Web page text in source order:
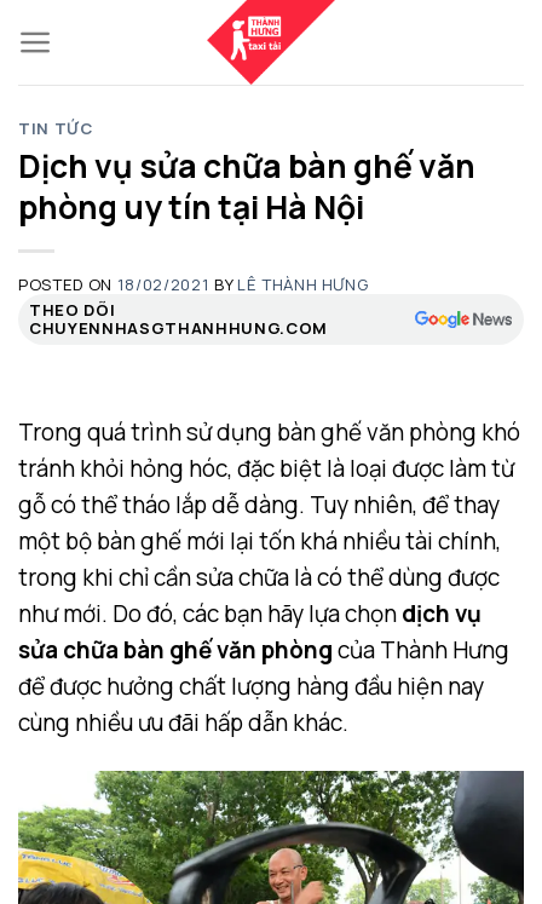
to
content
TIN TỨC
Dịch vụ sửa chữa bàn ghế văn
phòng uy tín tại Hà Nội
POSTED ON 18/02/2021 BY LÊ THÀNH HƯNG
THEO DÕI
CHUYENNHASGTHANHHUNG.COM
Trong quá trình sử dụng bàn ghế văn phòng khó
tránh khỏi hỏng hóc, đặc biệt là loại được làm từ
gỗ có thể tháo lắp dễ dàng. Tuy nhiên, để thay
một bộ bàn ghế mới lại tốn khá nhiều tài chính,
trong khi chỉ cần sửa chữa là có thể dùng được
như mới. Do đó, các bạn hãy lựa chọndịch vụ
sửa chữa bàn ghế văn phòngcủa Thành Hưng
để được hưởng chất lượng hàng đầu hiện nay
cùng nhiều ưu đãi hấp dẫn khác.